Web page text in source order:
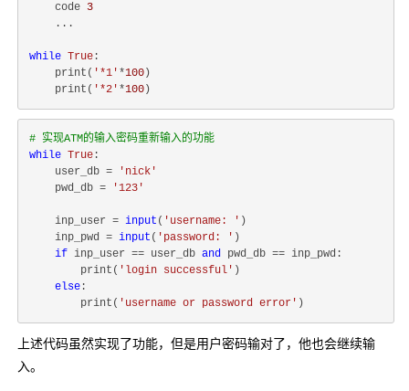
    code
3
    ...
while True :
    print(
'*1' *100 )
    print(
'*2' *100
# 实现ATM的输入密码重新输入的功能
while True :
    user_db =
'nick'
    pwd_db =
'123'
    inp_user =
input ( 'username: ' )
    inp_pwd =
input ( 'password: ' )
if inp_user == user_db and pwd_db == inp_pwd:
        print(
'login successful' )
else :
        print(
'username or password error'
上述代码虽然实现了功能，但是用户密码输对了，他也会继续输
入。